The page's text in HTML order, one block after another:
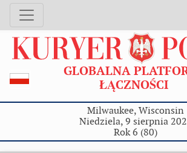
GLOBALNA
ŁĄCZNOŚCI
Milwaukee, Wisconsin
Niedziela, 9 sierpnia
Rok 6 (80)